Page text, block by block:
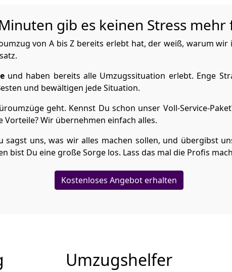
gib es keinen Stress mehr
von A bis Z bereits erlebt hat, der weiß, warum wir
und haben bereits alle Umzugssituation erlebt. Enge
und bewältigen jede Situation.
geht. Kennst Du schon unser Voll-Service-
Wir übernehmen einfach alles.
sagst uns, was wir alles machen sollen, und übergibst
bist Du eine große Sorge los. Lass das mal die Profis
Kostenloses Angebot erhalten
Umzugshelfer